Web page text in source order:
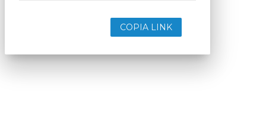
COPIA LINK